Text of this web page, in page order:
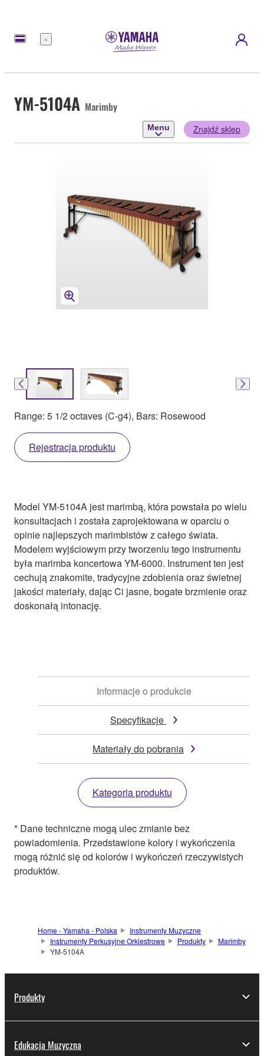
Menu
YM-5104A Marimby
Menu Znajdź sklep
Range: 5 1/2 octaves (C-g4), Bars: Rosewood
Rejestracja produktu
Model YM-5104A jest marimbą, która powstała po wielu
konsultacjach i została zaprojektowana w oparciu o
opinie najlepszych marimbistów z całego świata.
Modelem wyjściowym przy tworzeniu tego instrumentu
była marimba koncertowa YM-6000. Instrument ten jest
cechują znakomite, tradycyjne zdobienia oraz świetnej
jakości materiały, dając Ci jasne, bogate brzmienie oraz
doskonałą intonację.
Informacje o produkcie
Specyfikacje
Materiały do pobrania
Kategoria produktu
* Dane techniczne mogą ulec zmianie bez
powiadomienia. Przedstawione kolory i wykończenia
mogą różnić się od kolorów i wykończeń rzeczywistych
produktów.
Home - Yamaha - Polska
Instrumenty Muzyczne
Instrumenty Perkusyjne Orkiestrowe
Produkty
Marimby
YM-5104A
Produkty
Edukacja Muzyczna